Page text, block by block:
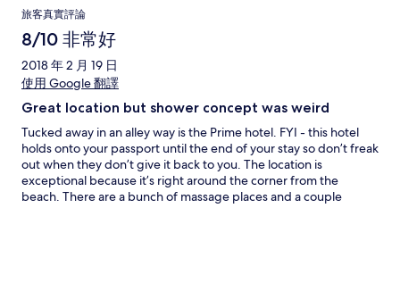
to checkout at 4 am. No one was at the counter. Taxi driver told
us to leave the key. Overall, it was just ok for a budget hotel.
旅客真實評論
8/10 非常好
2018 年 2 月 19 日
使用 Google 翻譯
Great location but shower concept was weird
Tucked away in an alley way is the Prime hotel. FYI - this hotel
holds onto your passport until the end of your stay so don’t freak
out when they don’t give it back to you. The location is
exceptional because it’s right around the corner from the
beach. There are a bunch of massage places and a couple